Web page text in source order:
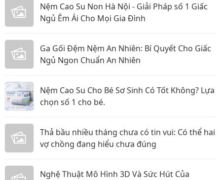
Nệm Cao Su Non Hà Nội - Giải Pháp số 1 Giấc
Ngủ Êm Ái Cho Mọi Gia Đình
Ga Gối Đệm Nệm An Nhiên: Bí Quyết Cho Giấc
Ngủ Ngon Chuẩn An Nhiên
Nệm Cao Su Cho Bé Sơ Sinh Có Tốt Không? Lựa
chọn số 1 cho bé.
Thả bầu nhiều tháng chưa có tin vui: Có thể hai
vợ chồng đang hiểu chưa đúng
Nghệ Thuật Mô Hình 3D Và Sức Hút Của